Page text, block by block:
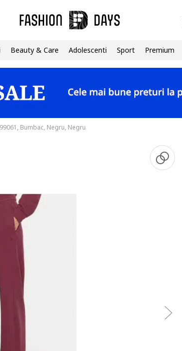
Beauty & Care Adolescenti Sport Premium
Bumbac, Negru, Negru